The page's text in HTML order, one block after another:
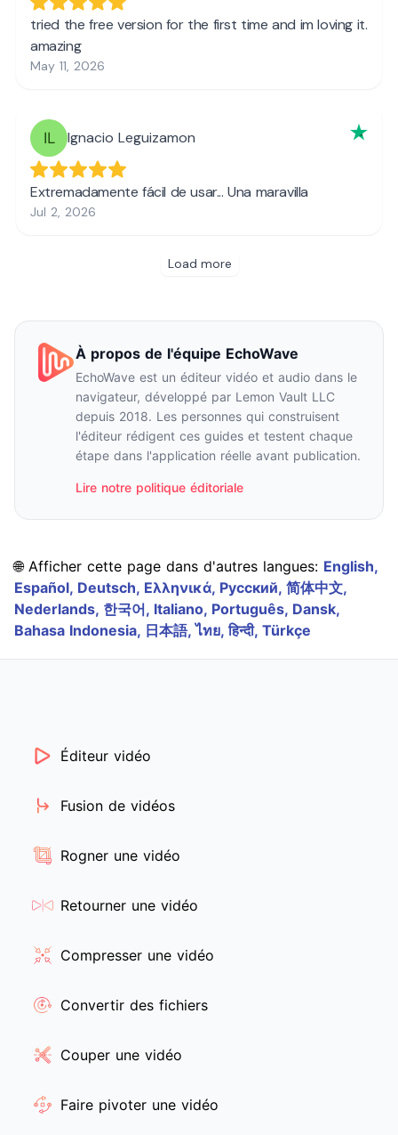
À propos de l'équipe EchoWave
EchoWave est un éditeur vidéo et audio dans le
navigateur, développé par Lemon Vault LLC
depuis 2018. Les personnes qui construisent
l'éditeur rédigent ces guides et testent chaque
étape dans l'application réelle avant publication.
Lire notre politique éditoriale
🌐 Afficher cette page dans d'autres langues: English,
Español, Deutsch, Ελληνικά, Русский, 简体中文,
Nederlands, 한국어, Italiano, Português, Dansk,
Bahasa Indonesia, 日本語,ไทย,हिन्दी, Türkçe
Éditeur vidéo
Fusion de vidéos
Rogner une vidéo
Retourner une vidéo
Compresser une vidéo
Convertir des fichiers
Couper une vidéo
Faire pivoter une vidéo